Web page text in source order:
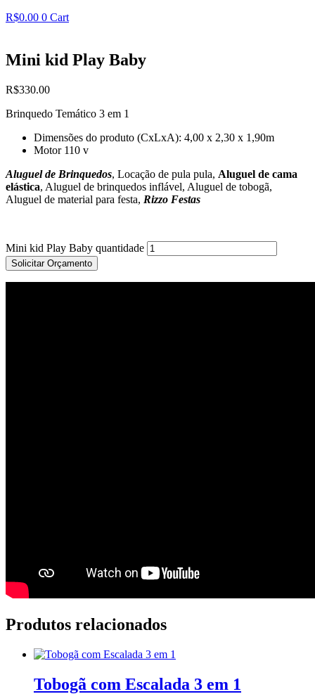
R$0.00 0 Cart
Mini kid Play Baby
R$330.00
Brinquedo Temático 3 em 1
Dimensões do produto (CxLxA): 4,00 x 2,30 x 1,90m
Motor 110 v
Aluguel de Brinquedos, Locação de pula pula, Aluguel de cama
elástica, Aluguel de brinquedos inflável, Aluguel de tobogã,
Aluguel de material para festa, Rizzo Festas
Mini kid Play Baby quantidade
Solicitar Orçamento
Produtos relacionados
Tobogã com Escalada 3 em 1